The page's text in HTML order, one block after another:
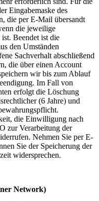
Eingabemaske des
die per E-Mail übersandt
die jeweilige
Beendet ist die
den Umständen
Sachverhalt abschließend
die über einen Account
wir bis zum Ablauf
Im Fall von
erfolgt die Löschung
(6 Jahre) und
die Einwilligung nach
zur Verarbeitung der
Nehmen Sie per E-
Sie der Speicherung der
widersprechen.
Network)